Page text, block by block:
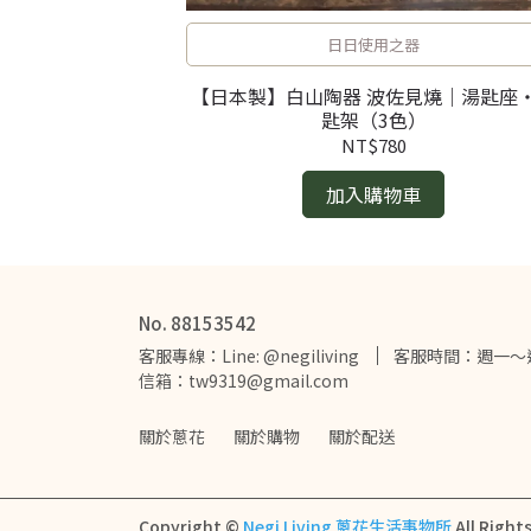
日日使用之器
【日本製】白山陶器 波佐見燒｜湯匙座
匙架（3色）
NT$780
加入購物車
No. 88153542
客服專線：Line: @negiliving
客服時間：週一
信箱：tw9319@gmail.com
關於蔥花 關於購物 關於配送
Copyright © Negi Living 蔥花生活事物所 All